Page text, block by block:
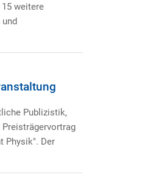
weitere
Publizistik,
Preisträgervortrag
Physik". Der